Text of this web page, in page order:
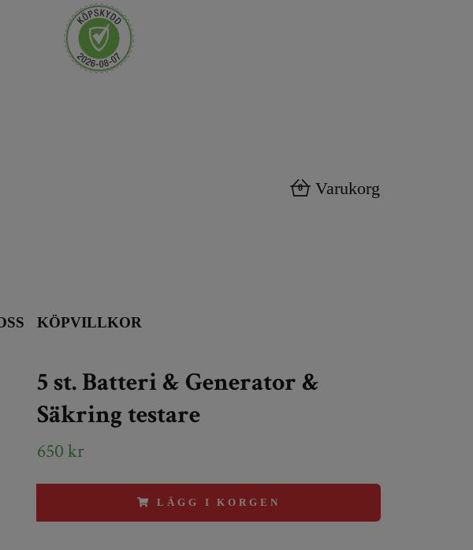
0 Varukorg
KÖPVILLKOR
5 st. Batteri & Generator &
Säkring testare
650 kr
LÄGG I KORGEN